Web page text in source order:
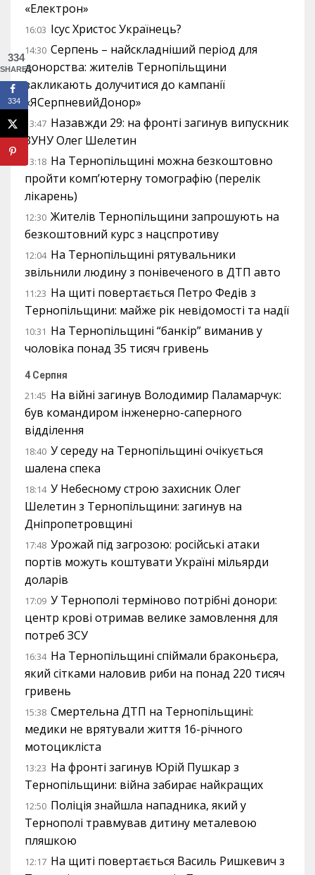
«Електрон»
16:03 Ісус Христос Українець?
14:30 Серпень – найскладніший період для
донорства: жителів Тернопільщини
закликають долучитися до кампанії
«ЯСерпневийДонор»
13:47 Назавжди 29: на фронті загинув випускник
ЗУНУ Олег Шелетин
13:18 На Тернопільщині можна безкоштовно
пройти комп’ютерну томографію (перелік
лікарень)
12:30 Жителів Тернопільщини запрошують на
безкоштовний курс з нацспротиву
12:04 На Тернопільщині рятувальники
звільнили людину з понівеченого в ДТП авто
11:23 На щиті повертається Петро Федів з
Тернопільщини: майже рік невідомості та надії
10:31 На Тернопільщині “банкір” виманив у
чоловіка понад 35 тисяч гривень
4 Серпня
21:45 На війні загинув Володимир Паламарчук:
був командиром інженерно-саперного
відділення
18:40 У середу на Тернопільщині очікується
шалена спека
18:14 У Небесному строю захисник Олег
Шелетин з Тернопільщини: загинув на
Дніпропетровщині
17:48 Урожай під загрозою: російські атаки
портів можуть коштувати Україні мільярди
доларів
17:09 У Тернополі терміново потрібні донори:
центр крові отримав велике замовлення для
потреб ЗСУ
16:34 На Тернопільщині спіймали браконьєра,
який сітками наловив риби на понад 220 тисяч
гривень
15:38 Смертельна ДТП на Тернопільщині:
медики не врятували життя 16-річного
мотоцикліста
13:23 На фронті загинув Юрій Пушкар з
Тернопільщини: війна забирає найкращих
12:50 Поліція знайшла нападника, який у
Тернополі травмував дитину металевою
пляшкою
12:17 На щиті повертається Василь Ришкевич з
334
SHARES
334